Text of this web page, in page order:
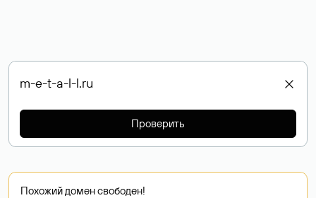
Проверить
Похожий домен свободен!